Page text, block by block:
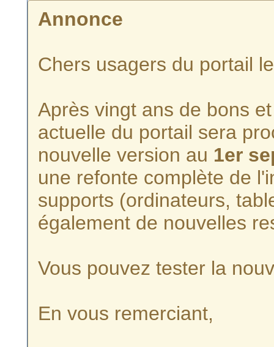
Annonce
Chers usagers du portail
Après vingt ans de bons
actuelle du portail sera
nouvelle version au 1er
une refonte complète de
supports (ordinateurs,
également de nouvelles
Vous pouvez tester la
En vous remerciant,